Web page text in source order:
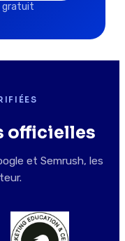
gratuit
officielles
et Semrush, les